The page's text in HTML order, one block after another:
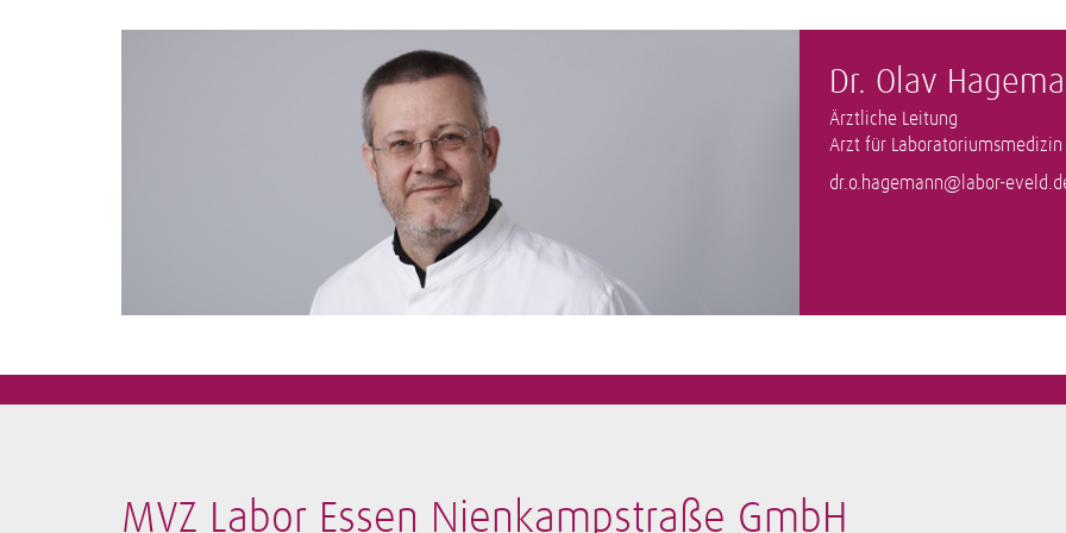
Dr. Olav
Ärztliche Leitung
Arzt für Laboratoriumsmedizin
dr.o.hagemann@labor-
MVZ Labor Essen Nienkampstraße GmbH